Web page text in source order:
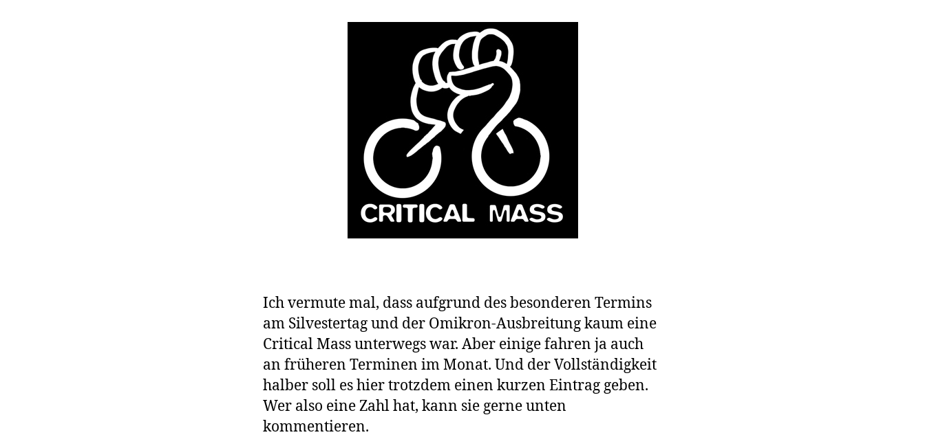
Ich vermute mal, dass aufgrund des besonderen Termins
am Silvestertag und der Omikron-Ausbreitung kaum eine
Critical Mass unterwegs war. Aber einige fahren ja auch
an früheren Terminen im Monat. Und der Vollständigkeit
halber soll es hier trotzdem einen kurzen Eintrag geben.
Wer also eine Zahl hat, kann sie gerne unten
kommentieren.